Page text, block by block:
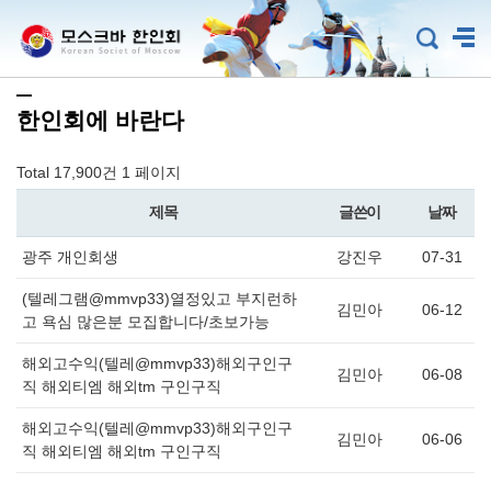
한인회에 바란다
Total 17,900건 1 페이지
제목 글쓴이 날짜
광주 개인회생 강진우 07-31
(텔레그램@mmvp33)열정있고 부지런하
고 욕심 많은분 모집합니다/초보가능
김민아 06-12
해외고수익(텔레@mmvp33)해외구인구
직 해외티엠 해외tm 구인구직
김민아 06-08
해외고수익(텔레@mmvp33)해외구인구
직 해외티엠 해외tm 구인구직
김민아 06-06